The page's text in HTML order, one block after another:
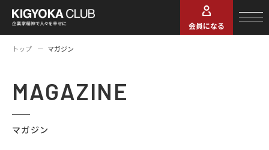
会員になる
トップ マガジン
MAGAZINE
マガジン